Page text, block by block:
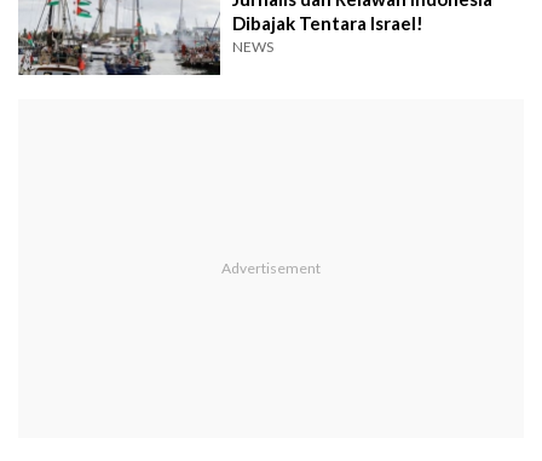
Dibajak Tentara Israel!
NEWS